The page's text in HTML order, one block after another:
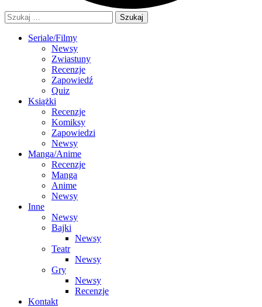
Szukaj:
Seriale/Filmy
Newsy
Zwiastuny
Recenzje
Zapowiedź
Quiz
Książki
Recenzje
Komiksy
Zapowiedzi
Newsy
Manga/Anime
Recenzje
Manga
Anime
Newsy
Inne
Newsy
Bajki
Newsy
Teatr
Newsy
Gry
Newsy
Recenzje
Kontakt